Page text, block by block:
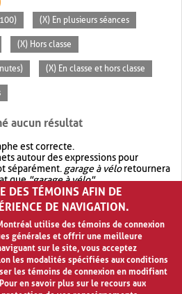
(X) En plusieurs séances
(X) Hors classe
(X) En classe et hors classe
aucun résultat
est correcte.
autour des expressions pour
séparément. garage à véloretournera
que"garage à vélo".
recherche avec OR.garage OR vélo
de résultat quegarage à vélo
DES TÉMOINS AFIN DE
DE NAVIGATION.
utilise des témoins de connexion
générales et offrir une meilleure
sur le site, vous acceptez
les modalités spécifiées aux conditions
les témoins de connexion en modifiant
en savoir plus sur le recours aux